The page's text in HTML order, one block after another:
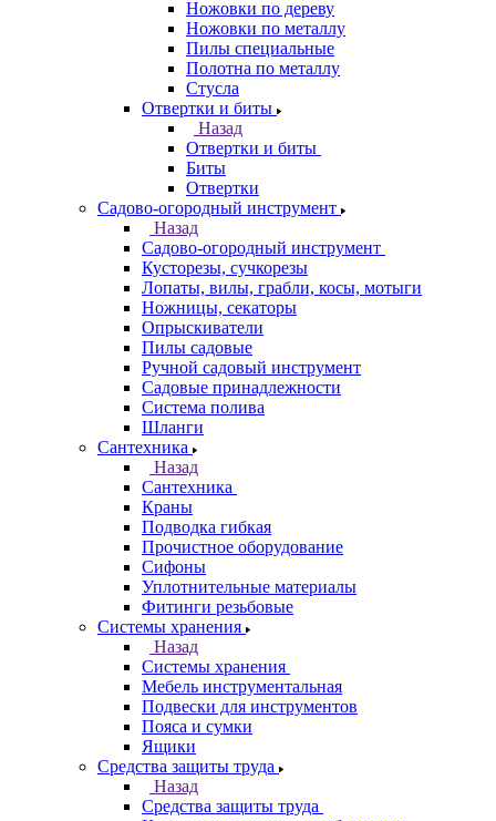
Ножовки по дереву
Ножовки по металлу
Пилы специальные
Полотна по металлу
Стусла
Отвертки и биты
Назад
Отвертки и биты
Биты
Отвертки
Садово-огородный инструмент
Назад
Садово-огородный инструмент
Кусторезы, сучкорезы
Лопаты, вилы, грабли, косы, мотыги
Ножницы, секаторы
Опрыскиватели
Пилы садовые
Ручной садовый инструмент
Садовые принадлежности
Система полива
Шланги
Сантехника
Назад
Сантехника
Краны
Подводка гибкая
Прочистное оборудование
Сифоны
Уплотнительные материалы
Фитинги резьбовые
Системы хранения
Назад
Системы хранения
Мебель инструментальная
Подвески для инструментов
Пояса и сумки
Ящики
Средства защиты труда
Назад
Средства защиты труда